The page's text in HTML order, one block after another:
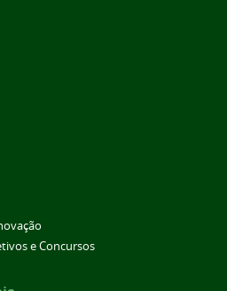
e Concursos